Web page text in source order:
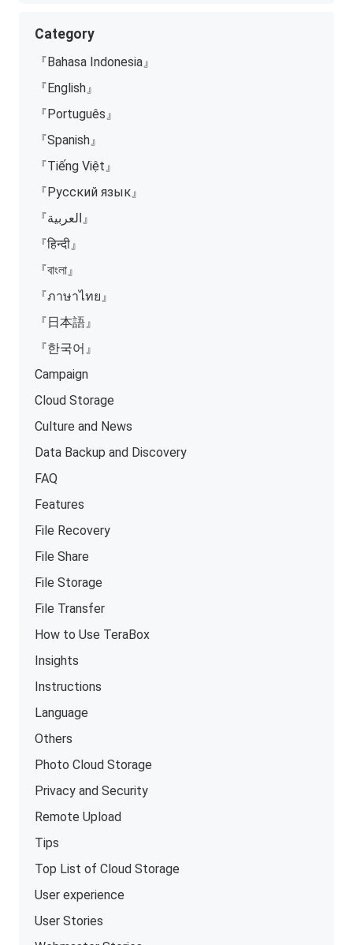
Category
『Bahasa Indonesia』
『English』
『Português』
『Spanish』
『Tiếng Việt』
『Русский язык』
『العربية』
『हिन्दी』
『বাংলা』
『ภาษาไทย』
『日本語』
『한국어』
Campaign
Cloud Storage
Culture and News
Data Backup and Discovery
FAQ
Features
File Recovery
File Share
File Storage
File Transfer
How to Use TeraBox
Insights
Instructions
Language
Others
Photo Cloud Storage
Privacy and Security
Remote Upload
Tips
Top List of Cloud Storage
User experience
User Stories